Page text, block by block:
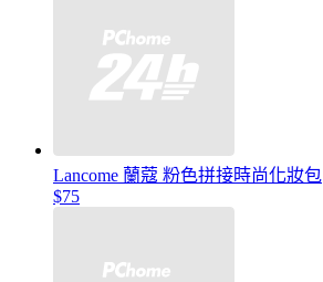
Lancome 蘭蔻 粉色拼接時尚化妝包
$75